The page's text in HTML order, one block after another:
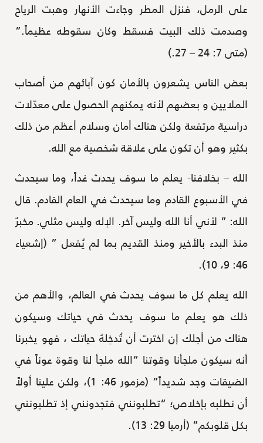
على الرمل، فنزل المطر وجاءت الأنهار وهبت الرياح
وصدمت ذلك البيت فسقط وكان سقوطه عظيماً.”
(متى 7: 24 – 27.)
بعض الناس يشعرون بالأمان كون آبائهم من أصحاب
الملايين و بعضهم لأنه يمكنهم الحصول على معدّلات
دراسية مرتفعة ولكن هناك أمان وسلام أعظم من ذلك
بكثير وهو أن تكون على علاقة شخصية مع الله.
الله – بخلافنا- يعلم ما سوف يحدث غداً، وما سيحدث
في الأسبوع القادم وما سيحدث في العام القادم. قال
الله: ” لأني أنا الله وليس آخر. الإله وليس مثلي. مخبرٌ
منذ البدء بالأخير ومنذ القديم بما لم يُفعل ” (إشعياء
46: 9، 10).
الله يعلم كل ما سوف يحدث في العالم، والأهم من
ذلك هو يعلم ما سوف يحدث في حياتك وسيكون
هناك من أجلك إن اخترت أن تُدخِلهُ حياتك ، فهو يخبرنا
أنه سيكون ملجأنا وقوتنا “الله ملجأ لنا وقوة عوناً في
الضيقات وجد شديداً” (مزمور 46: 1)، ولكن علينا أولاً
أن نطلبه بإخلاص؛ “تطلبونني فتجدونني إذ تطلبونني
بكل قلوبكم” (أرميا 29: 13).